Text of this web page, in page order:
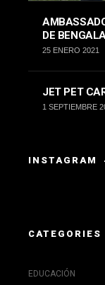
DE
25 ENERO 2021
JET PET
1 SEPTIEMBRE
INSTAGRAM
CATEGORIES
EDUCACIÓN